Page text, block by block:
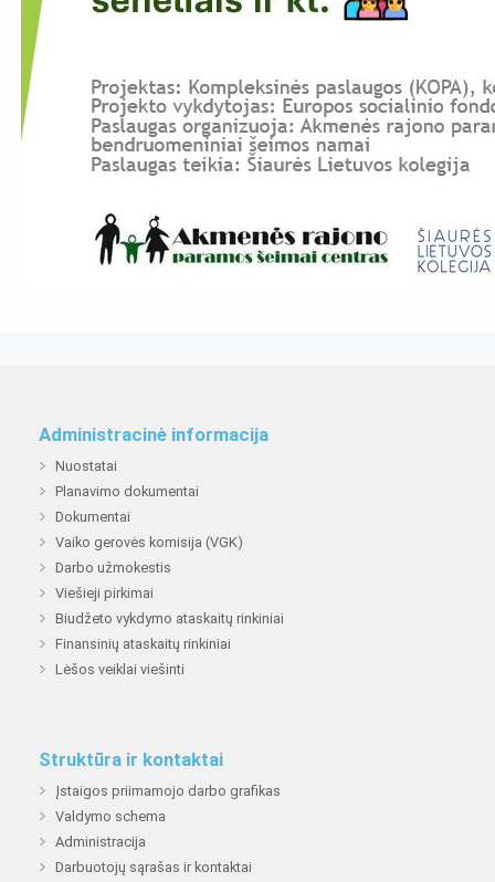
Administracinė informacija
Nuostatai
Planavimo dokumentai
Dokumentai
Vaiko gerovės komisija (VGK)
Darbo užmokestis
Viešieji pirkimai
Biudžeto vykdymo ataskaitų rinkiniai
Finansinių ataskaitų rinkiniai
Lėšos veiklai viešinti
Struktūra ir kontaktai
Įstaigos priimamojo darbo grafikas
Valdymo schema
Administracija
Darbuotojų sąrašas ir kontaktai